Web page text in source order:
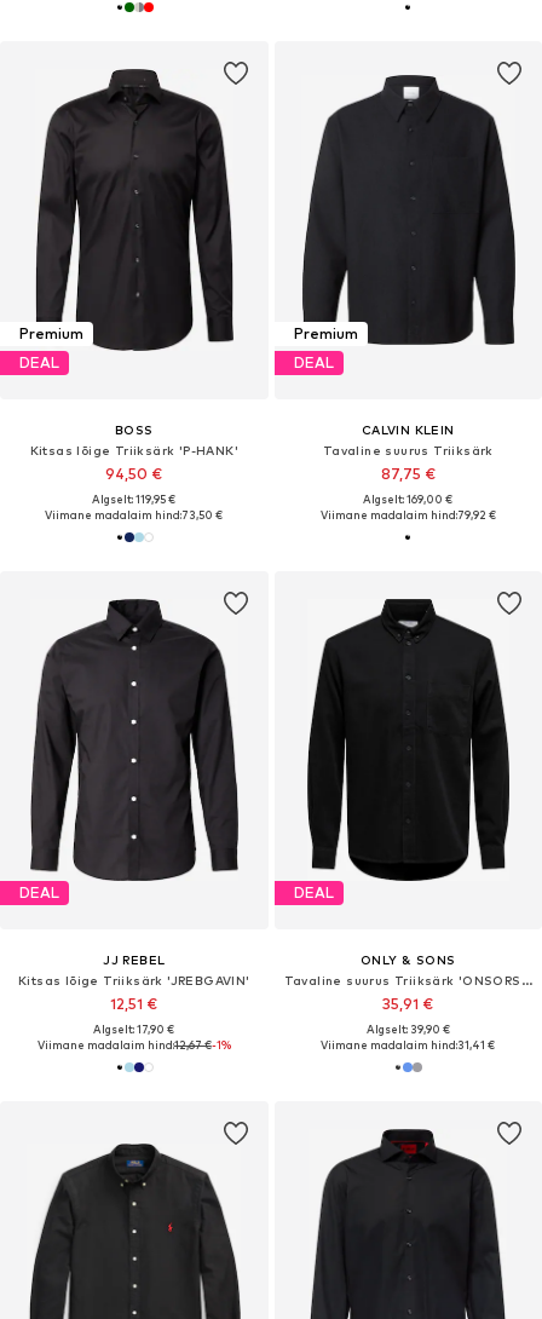
Premium
DEAL
BOSS
Kitsas lõige Triiksärk 'P-HANK'
94,50 €
Algselt: 119,95 €
Viimane madalaim hind:73,50 €
Premium
DEAL
CALVIN KLEIN
Tavaline suurus Triiksärk
87,75 €
Algselt: 169,00 €
Viimane madalaim hind:79,92 €
DEAL
JJ REBEL
Kitsas lõige Triiksärk 'JREBGAVIN'
12,51 €
Algselt: 17,90 €
Viimane madalaim hind:12,67 €-1%
DEAL
ONLY & SONS
Tavaline suurus Triiksärk 'ONSORSON'
35,91 €
Algselt: 39,90 €
Viimane madalaim hind:31,41 €